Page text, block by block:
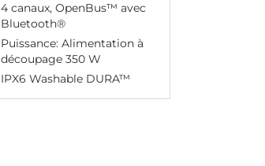
4 canaux, OpenBus™ avec
Bluetooth®
Puissance: Alimentation à
découpage 350 W
IPX6 Washable DURA™